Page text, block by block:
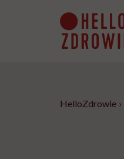
HelloZdrowie ›